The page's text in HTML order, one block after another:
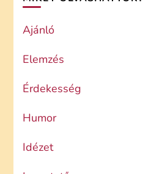
Ajánló
Elemzés
Érdekesség
Humor
Idézet